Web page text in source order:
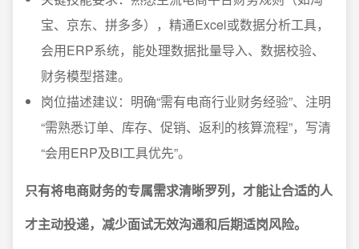
宝、京东、拼多多），精通Excel或数据分析工具，
会用ERP系统，能处理数据批量导入、数据校验、
财务模型搭建。
岗位描述建议：明确“需有电商行业财务经验”、注明
“需熟悉订单、库存、促销、返利的核算流程”，写清
“会用ERP及BI工具优先”。
只有将电商财务的专属需求清晰罗列，才能让合适的人
才主动投递，减少面试无效沟通和后期适岗风险。